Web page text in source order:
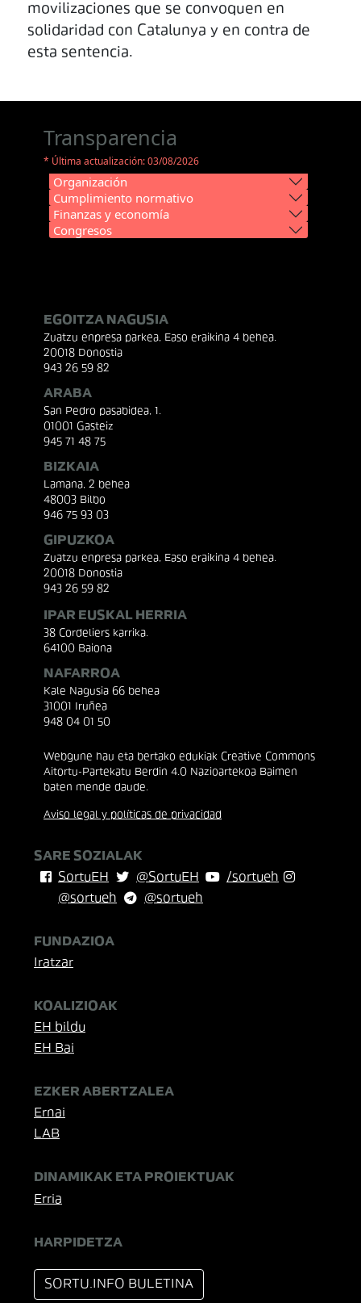
movilizaciones que se convoquen en
solidaridad con Catalunya y en contra de
esta sentencia.
Transparencia
* Última actualización: 03/08/2026
Organización
Cumplimiento normativo
Finanzas y economía
Congresos
EGOITZA NAGUSIA
Zuatzu enpresa parkea, Easo eraikina 4 behea.
20018 Donostia
943 26 59 82
ARABA
San Pedro pasabidea, 1.
01001 Gasteiz
945 71 48 75
BIZKAIA
Lamana, 2 behea
48003 Bilbo
946 75 93 03
GIPUZKOA
Zuatzu enpresa parkea, Easo eraikina 4 behea.
20018 Donostia
943 26 59 82
IPAR EUSKAL HERRIA
38 Cordeliers karrika.
64100 Baiona
NAFARROA
Kale Nagusia 66 behea
31001 Iruñea
948 04 01 50
Webgune hau eta bertako edukiak Creative Commons
Aitortu-Partekatu Berdin 4.0 Nazioartekoa Baimen
baten mende daude.
Aviso legal y políticas de privacidad
SARE SOZIALAK
SortuEH
@SortuEH
/sortueh
@sortueh
@sortueh
FUNDAZIOA
Iratzar
KOALIZIOAK
EH bildu
EH Bai
EZKER ABERTZALEA
Ernai
LAB
DINAMIKAK ETA PROIEKTUAK
Erria
HARPIDETZA
SORTU.INFO BULETINA